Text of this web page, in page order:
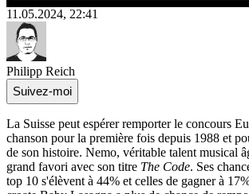
11.05.2024, 22:41
Philipp Reich
Suivez-moi
La Suisse peut espérer remporter le concours
chanson pour la première fois depuis 1988 et
de son histoire. Nemo, véritable talent musical
grand favori avec son titre The Code. Ses
top 10 s'élèvent à 44% et celles de gagner à